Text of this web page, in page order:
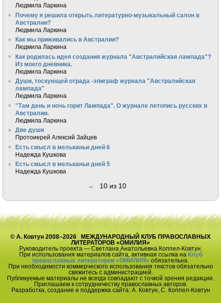
Людмила Ларкина
Почему я решила открыть литературно-музыкальный салон в
Австралии?
Людмила Ларкина
Как мы приживались в Австралии?
Людмила Ларкина
Как родилась идея создания журнала "Австралийская лампада"?
Из моего дневника.
Людмила Ларкина
Души, тоскующей отрада -эпиграф журнала "Австралийская
лампада"
Людмила Ларкина
"Там день и ночь горит Лампада". О журнале летопись русских в
Австралии.
Людмила Ларкина
Две души
Протоиерей Алексий Зайцев
Есть смысл в мельканьи дней 6
Надежда Кушкова
Есть смысл в мельканьи дней 5
Надежда Кушкова
← 10 из 10
© А. Ковтун 2008–2026 МЕЖДУНАРОДНЫЙ КЛУБ ПРАВОСЛАВНЫХ
ЛИТЕРАТОРОВ «ОМИЛИЯ»
Руководитель проекта — Светлана Анатольевна Коппел-Ковтун.
При использования материалов сайта, активная ссылка на Клуб
православных литераторов «ОМИЛИЯ» обязательна.
При необходимости коммерческого использования текстов обязательно
свяжитесь с администрацией.
Публикуемые материалы не всегда совпадают с точкой зрения редакции.
Приглашаем к сотрудничеству православных авторов.
Разработка, создание и поддержка сайта: А. Ковтун, С. Коппел-Ковтун